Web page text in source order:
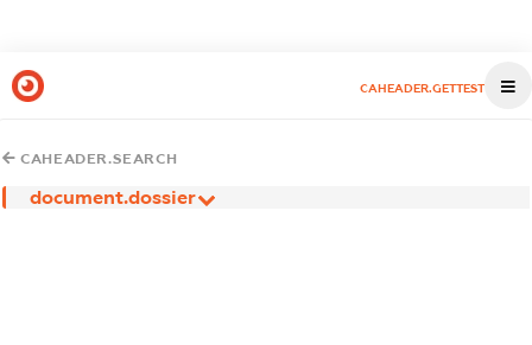
CAHEADER.GETTEST
CAHEADER.SEARCH
document.dossier